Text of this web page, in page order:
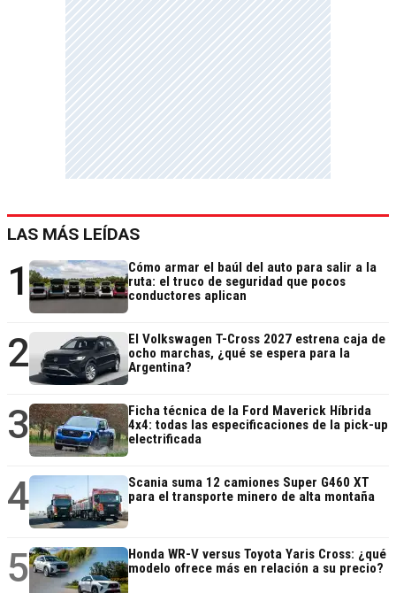
LAS MÁS LEÍDAS
1
Cómo armar el baúl del auto para salir a la
ruta: el truco de seguridad que pocos
conductores aplican
2
El Volkswagen T-Cross 2027 estrena caja de
ocho marchas, ¿qué se espera para la
Argentina?
3
Ficha técnica de la Ford Maverick Híbrida
4x4: todas las especificaciones de la pick-up
electrificada
4
Scania suma 12 camiones Super G460 XT
para el transporte minero de alta montaña
5
Honda WR-V versus Toyota Yaris Cross: ¿qué
modelo ofrece más en relación a su precio?